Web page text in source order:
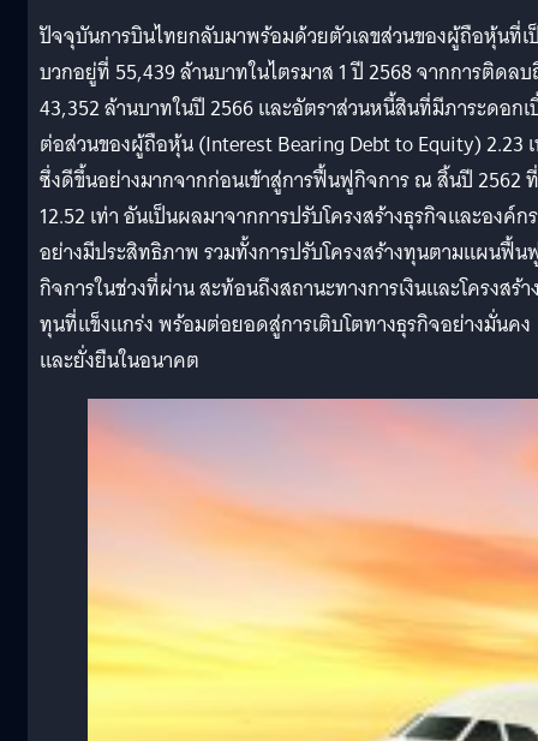
ปัจจุบันการบินไทยกลับมาพร้อมด้วยตัวเลขส่วนของผู้ถือหุ้นที่เ
บวกอยู่ที่ 55,439 ล้านบาทในไตรมาส 1 ปี 2568 จากการติดลบ
43,352 ล้านบาทในปี 2566 และอัตราส่วนหนี้สินที่มีภาระดอกเ
ต่อส่วนของผู้ถือหุ้น (Interest Bearing Debt to Equity) 2.23
ซึ่งดีขึ้นอย่างมากจากก่อนเข้าสู่การฟื้นฟูกิจการ ณ สิ้นปี 2562 ที่
12.52 เท่า อันเป็นผลมาจากการปรับโครงสร้างธุรกิจและองค์กร
อย่างมีประสิทธิภาพ รวมทั้งการปรับโครงสร้างทุนตามแผนฟื้น
กิจการในช่วงที่ผ่าน สะท้อนถึงสถานะทางการเงินและโครงสร้า
ทุนที่แข็งแกร่ง พร้อมต่อยอดสู่การเติบโตทางธุรกิจอย่างมั่นคง
และยั่งยืนในอนาคต